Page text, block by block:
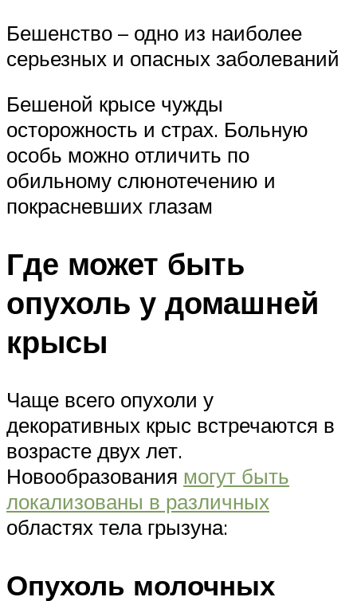
Бешенство ­– одно из наиболее
серьезных и опасных заболеваний
Бешеной крысе чужды
осторожность и страх. Больную
особь можно отличить по
обильному слюнотечению и
покрасневших глазам
Где может быть
опухоль у домашней
крысы
Чаще всего опухоли у
декоративных крыс встречаются в
возрасте двух лет.
Новообразования могут быть
локализованы в различных
областях тела грызуна:
Опухоль молочных